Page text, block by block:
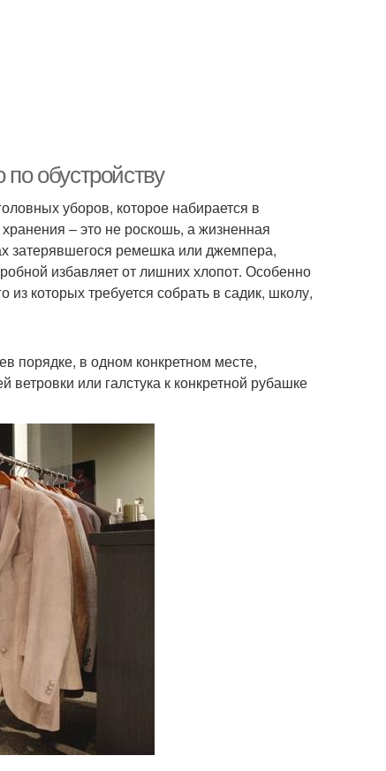
обустройству
уборов, которое набирается в
– это не роскошь, а жизненная
затерявшегося ремешка или джемпера,
избавляет от лишних хлопот. Особенно
которых требуется собрать в садик, школу,
порядке, в одном конкретном месте,
или галстука к конкретной рубашке